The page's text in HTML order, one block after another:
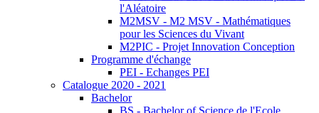
l'Aléatoire
M2MSV - M2 MSV - Mathématiques
pour les Sciences du Vivant
M2PIC - Projet Innovation Conception
Programme d'échange
PEI - Echanges PEI
Catalogue 2020 - 2021
Bachelor
BS - Bachelor of Science de l'Ecole